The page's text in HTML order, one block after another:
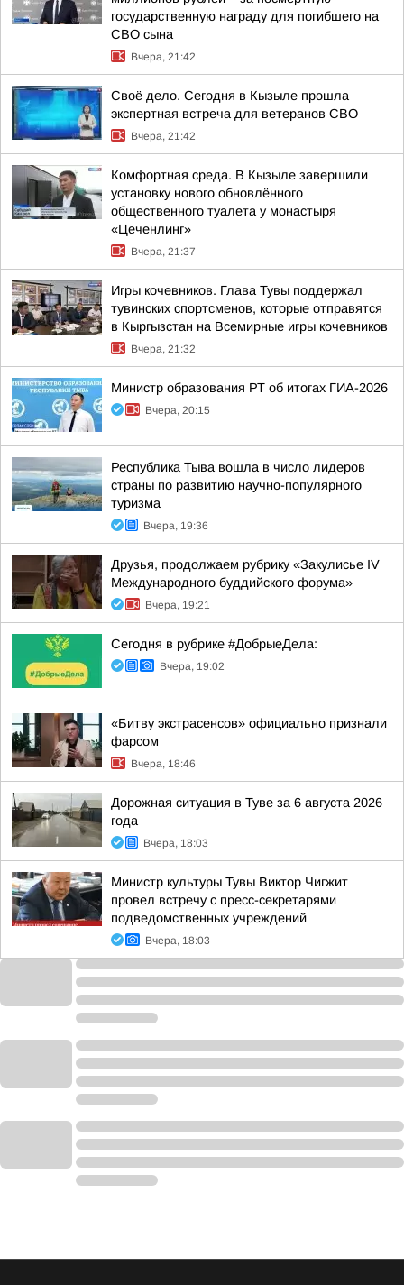
государственную награду для погибшего на
СВО сына
Вчера, 21:42
Своё дело. Сегодня в Кызыле прошла
экспертная встреча для ветеранов СВО
Вчера, 21:42
Комфортная среда. В Кызыле завершили
установку нового обновлённого
общественного туалета у монастыря
«Цеченлинг»
Вчера, 21:37
Игры кочевников. Глава Тувы поддержал
тувинских спортсменов, которые отправятся
в Кыргызстан на Всемирные игры кочевников
Вчера, 21:32
Министр образования РТ об итогах ГИА-2026
Вчера, 20:15
Республика Тыва вошла в число лидеров
страны по развитию научно-популярного
туризма
Вчера, 19:36
Друзья, продолжаем рубрику «Закулисье IV
Международного буддийского форума»
Вчера, 19:21
Сегодня в рубрике #ДобрыеДела:
Вчера, 19:02
«Битву экстрасенсов» официально признали
фарсом
Вчера, 18:46
Дорожная ситуация в Туве за 6 августа 2026
года
Вчера, 18:03
Министр культуры Тувы Виктор Чигжит
провел встречу с пресс-секретарями
подведомственных учреждений
Вчера, 18:03